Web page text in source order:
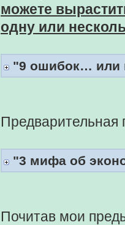
можете
одну или
"9 ошибок… или
Предварительная
"3 мифа об
Почитав мои